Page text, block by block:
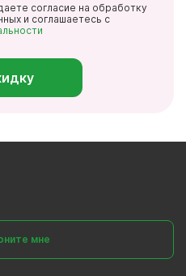
согласие на обработку
и соглашаетесь с
мне